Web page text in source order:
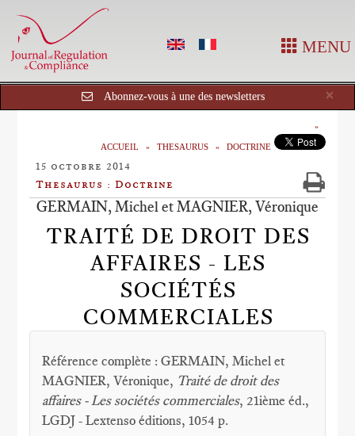
MENU
×
Abonnez-vous à une des newsletters
ACCUEIL THESAURUS DOCTRINE
15 octobre 2014
Thesaurus : Doctrine
GERMAIN, Michel et MAGNIER, Véronique
TRAITÉ DE DROIT DES
AFFAIRES - LES
SOCIÉTÉS
COMMERCIALES
Référence complète : GERMAIN, Michel et
MAGNIER, Véronique, Traité de droit des
affaires - Les sociétés commerciales, 21ième éd.,
LGDJ - Lextenso éditions, 1054 p.